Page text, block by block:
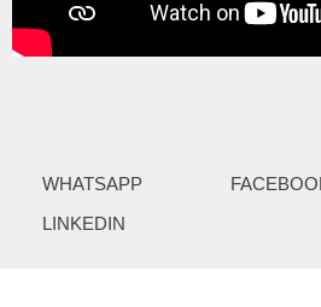
WHATSAPP
LINKEDIN